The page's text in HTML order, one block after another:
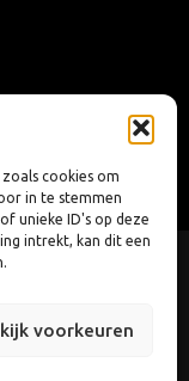
cookies om
in te stemmen
unieke ID's op deze
intrekt, kan dit een
voorkeuren